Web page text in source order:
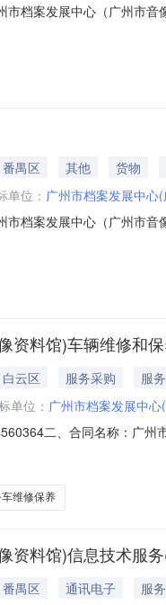
市档案发展中心（广州市
禺区 其他
货物
单位： 广州市档案发展中心
市档案发展中心（广州市
资料馆)车辆维修和
云区 服务采购
服务
单位： 广州市档案发展中
二、合同名称：广州
番禺区大学城档案馆路33
维修保养
资料馆)信息技术服
禺区 通讯电子
服务